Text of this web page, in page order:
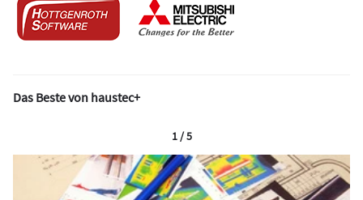
Das Beste von haustec+
1 / 5